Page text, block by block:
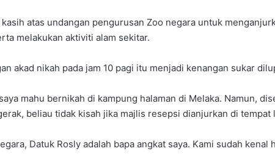
atas undangan pengurusan Zoo negara untuk
melakukan aktiviti alam sekitar.
akad nikah pada jam 10 pagi itu menjadi kenangan sukar
mahu bernikah di kampung halaman di Melaka. Namun,
beliau tidak kisah jika majlis resepsi dianjurkan di tempat
Datuk Rosly adalah bapa angkat saya. Kami sudah